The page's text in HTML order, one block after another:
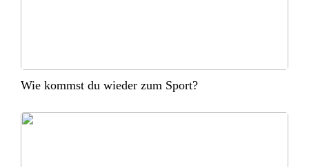
Wie kommst du wieder zum Sport?